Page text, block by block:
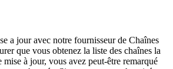
a jour avec notre fournisseur de Chaînes
que vous obtenez la liste des chaînes la
mise à jour, vous avez peut-être remarqué